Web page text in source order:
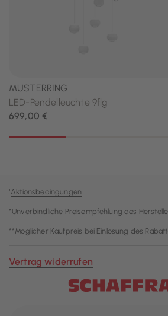
¹Aktionsbedingungen
*Unverbindliche Preisempfehlung des
**Möglicher Kaufpreis bei Einlösung des
Vertrag widerrufen